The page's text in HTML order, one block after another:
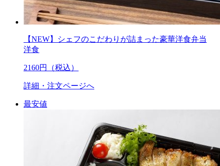
【NEW】シェフのこだわりが詰まった豪華洋食弁当
洋食
2160円（税込）
詳細・注文ページへ
最安値